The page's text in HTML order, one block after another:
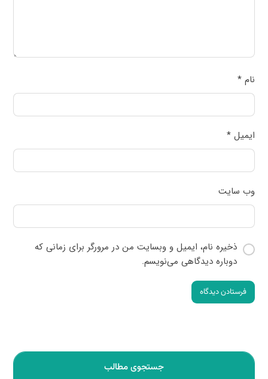
نام*
ایمیل*
وب‌ سایت
ذخیره نام، ایمیل و وبسایت من در مرورگر برای زمانی که
دوباره دیدگاهی می‌نویسم.
فرستادن دیدگاه
جستجوی مطالب